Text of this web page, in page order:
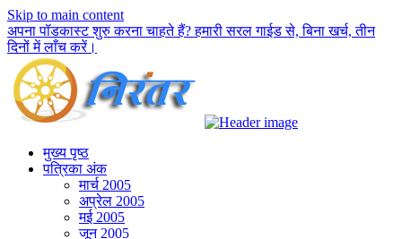
Skip to main content
अपना पॉडकास्ट शुरु करना चाहते हैं? हमारी सरल गाईड से, बिना खर्च, तीन
दिनों में लाँच करें।
मुख्य पृष्ठ
पत्रिका अंक
मार्च 2005
अप्रेल 2005
मई 2005
जून 2005